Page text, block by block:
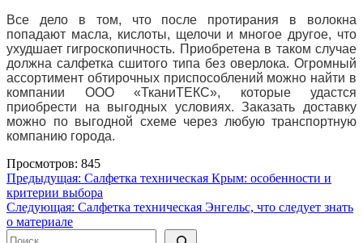
Все дело в том, что после протирания в волокна
попадают масла, кислоты, щелочи и многое другое, что
ухудшает гигроскопичность. Приобретена в таком случае
должна салфетка сшитого типа без оверлока. Огромный
ассортимент обтирочных приспособлений можно найти в
компании ООО «ТканиТЕКС», которые удастся
приобрести на выгодных условиях. Заказать доставку
можно по выгодной схеме через любую транспортную
компанию города.
Просмотров: 845
Навигация
по
записям
Предыдущая: Салфетка техническая Крым: особенности и
критерии выбора
Следующая: Салфетка техническая Энгельс, что следует знать
о материале
Поиск